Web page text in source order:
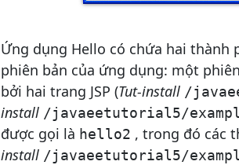
Ứng dụng Hello có chứa hai thành
phiên bản của ứng dụng: một
bởi hai trang JSP (Tut-install /
install /javaeetutorial5/
được gọi là hello2 , trong đó các
install /javaeetutorial5/